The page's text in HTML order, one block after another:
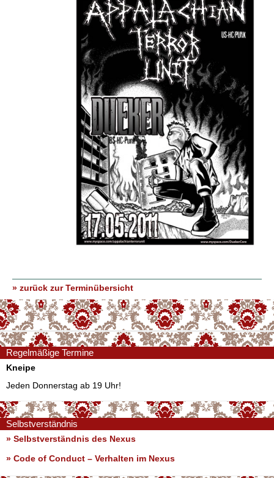
» zurück zur Terminübersicht
Regelmäßige Termine
Kneipe
Jeden Donnerstag ab 19 Uhr!
Selbstverständnis
» Selbstverständnis des Nexus
» Code of Conduct – Verhalten im Nexus